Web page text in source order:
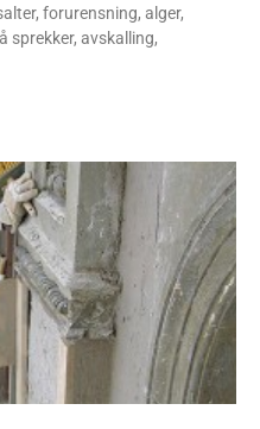
forurensning, alger,
sprekker, avskalling,